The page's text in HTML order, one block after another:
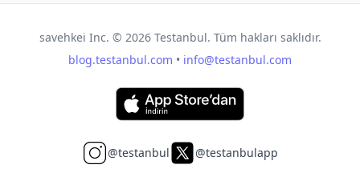
savehkei Inc. © 2026Testanbul. Tüm hakları saklıdır.
blog.testanbul.com • info@testanbul.com
@testanbul @testanbulapp